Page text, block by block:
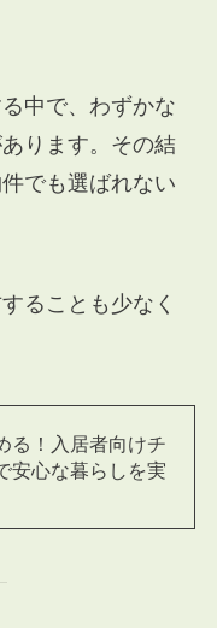
中で、わずかな
ります。その結
でも選ばれない
ることも少なく
る！入居者向けチ
安心な暮らしを実